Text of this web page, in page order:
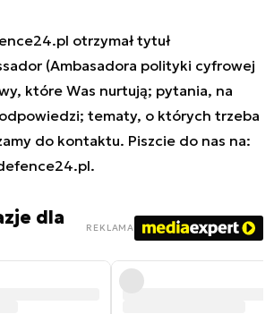
otrzymał tytuł
(Ambasadora polityki cyfrowej
które Was nurtują; pytania, na
tematy, o których trzeba
do kontaktu. Piszcie do nas na:
.
dla
REKLAMA